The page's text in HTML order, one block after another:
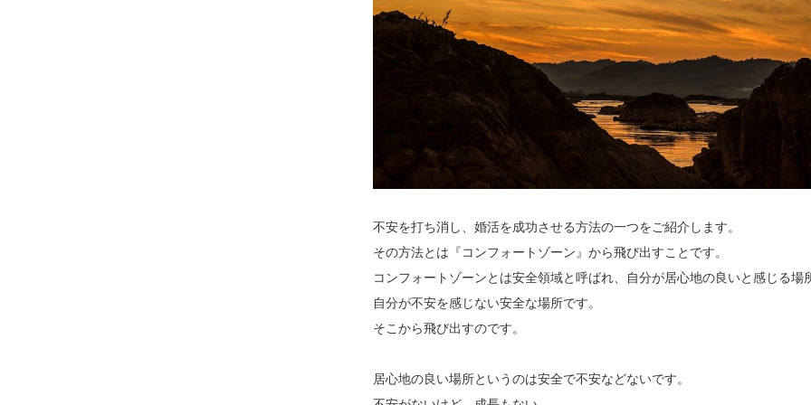
不安を打ち消し、婚活を成功させる方法の一つをご紹介します。
その方法とは『コンフォートゾーン』から飛び出すことです。
コンフォートゾーンとは安全領域と呼ばれ、自分が居心地の良いと感じる場
自分が不安を感じない安全な場所です。
そこから飛び出すのです。
居心地の良い場所というのは安全で不安などないです。